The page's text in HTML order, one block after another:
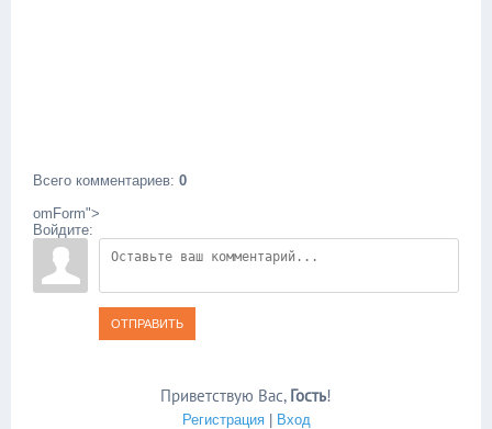
Всего комментариев: 0
omForm">
Войдите:
ОТПРАВИТЬ
Приветствую Вас, Гость!
Регистрация| Вход